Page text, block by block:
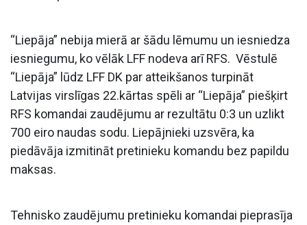
“Liepāja” nebija mierā ar šādu lēmumu un iesniedza
iesniegumu, ko vēlāk LFF nodeva arī RFS. Vēstulē
“Liepāja” lūdz LFF DK par atteikšanos turpināt
Latvijas virslīgas 22.kārtas spēli ar “Liepāja” piešķirt
RFS komandai zaudējumu ar rezultātu 0:3 un uzlikt
700 eiro naudas sodu. Liepājnieki uzsvēra, ka
piedāvāja izmitināt pretinieku komandu bez papildu
maksas.
Tehnisko zaudējumu pretinieku komandai pieprasīja